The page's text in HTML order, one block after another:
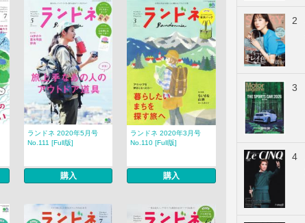
ランドネ 2020年5月号
No.111 [Full版]
購入
ランドネ 2020年3月号
No.110 [Full版]
購入
2
3
4